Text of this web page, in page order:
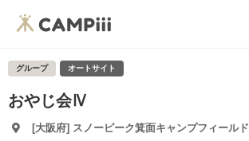
グループ オートサイト
おやじ会Ⅳ
[大阪府] スノーピーク箕面キャンプフィールド